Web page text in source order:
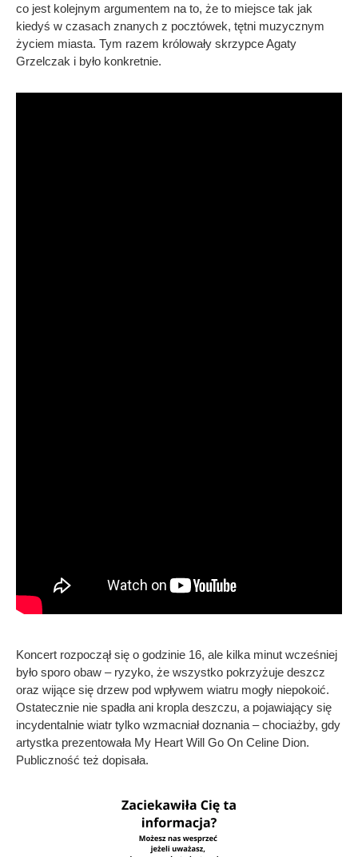
co jest kolejnym argumentem na to, że to miejsce tak jak
kiedyś w czasach znanych z pocztówek, tętni muzycznym
życiem miasta. Tym razem królowały skrzypce Agaty
Grzelczak i było konkretnie.
Koncert rozpoczął się o godzinie 16, ale kilka minut wcześniej
było sporo obaw – ryzyko, że wszystko pokrzyżuje deszcz
oraz wijące się drzew pod wpływem wiatru mogły niepokoić.
Ostatecznie nie spadła ani kropla deszczu, a pojawiający się
incydentalnie wiatr tylko wzmacniał doznania – chociażby, gdy
artystka prezentowała My Heart Will Go On Celine Dion.
Publiczność też dopisała.